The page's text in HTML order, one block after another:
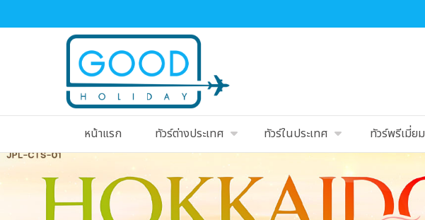
หน้าแรก ทัวร์ต่างประเทศ ทัวร์ในประเทศ ทัวร์พรีเมี่ยม